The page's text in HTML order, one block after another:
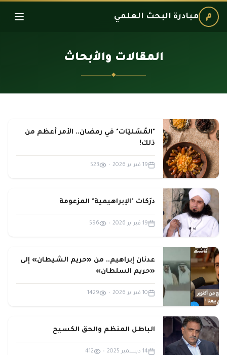
م مبادرة البحث العلمي
المقالات والأبحاث
◆
"المُسَليّات" في رمضان.. الأمر أعظم من
ذلك!
19 فبراير 2026 •
523
درَكات "الإبراهيمية" المزعومة
19 فبراير 2026 •
596
عدنان إبراهيم.. من «حريم الشيطان» إلى
«حريم السلطان»
10 فبراير 2026 •
1429
الباطل المنظم والحق الكسيح
14 ديسمبر 2025 •
412